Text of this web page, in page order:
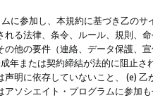
に参加し、本規約に基づき乙の
る法律、条令、ルール、規則、
他の要件（連絡、データ保護、
年または契約締結が法的に阻止
明に依存していないこと、 (e)
ソシエイト・プログラムに参加